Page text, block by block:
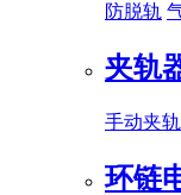
防脱轨
夹轨
手动夹
环链